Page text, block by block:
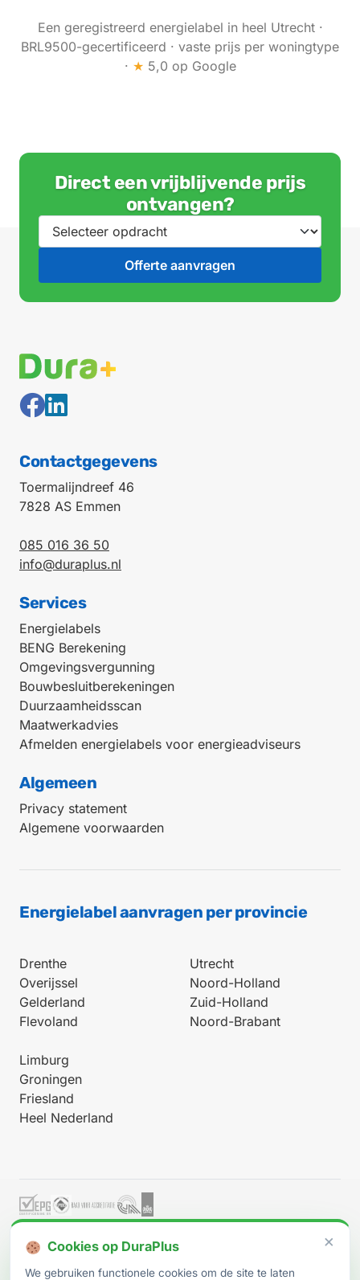
Een geregistreerd energielabel in heel Utrecht ·
BRL9500-gecertificeerd · vaste prijs per woningtype
· ★ 5,0 op Google
Direct een vrijblijvende prijs
ontvangen?
Contactgegevens
Toermalijndreef 46
7828 AS Emmen
085 016 36 50
info@duraplus.nl
Services
Energielabels
BENG Berekening
Omgevingsvergunning
Bouwbesluitberekeningen
Duurzaamheidsscan
Maatwerkadvies
Afmelden energielabels voor energieadviseurs
Algemeen
Privacy statement
Algemene voorwaarden
Energielabel aanvragen per provincie
Drenthe
Overijssel
Gelderland
Flevoland
Utrecht
Noord-Holland
Zuid-Holland
Noord-Brabant
Limburg
Groningen
Friesland
Heel Nederland
Werkt onder BRL 9500-W (procescertificaat EPG2023-47W)
· afgegeven doorEPG-Certificering B.V. ×
Cookies op DuraPlus
We gebruiken functionele cookies om de site te laten